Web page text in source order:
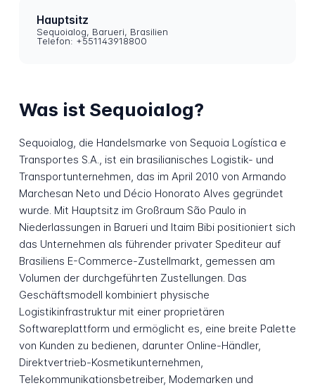
Hauptsitz
Sequoialog, Barueri, Brasilien
Telefon: +551143918800
Was ist Sequoialog?
Sequoialog, die Handelsmarke von Sequoia Logística e
Transportes S.A., ist ein brasilianisches Logistik- und
Transportunternehmen, das im April 2010 von Armando
Marchesan Neto und Décio Honorato Alves gegründet
wurde. Mit Hauptsitz im Großraum São Paulo in
Niederlassungen in Barueri und Itaim Bibi positioniert sich
das Unternehmen als führender privater Spediteur auf
Brasiliens E-Commerce-Zustellmarkt, gemessen am
Volumen der durchgeführten Zustellungen. Das
Geschäftsmodell kombiniert physische
Logistikinfrastruktur mit einer proprietären
Softwareplattform und ermöglicht es, eine breite Palette
von Kunden zu bedienen, darunter Online-Händler,
Direktvertrieb-Kosmetikunternehmen,
Telekommunikationsbetreiber, Modemarken und